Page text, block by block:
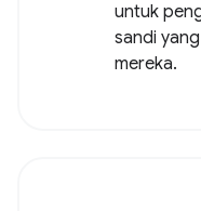
untuk
sandi
mereka.